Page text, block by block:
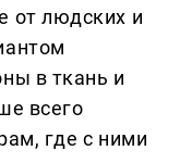
от людских и
в ткань и
всего
где с ними